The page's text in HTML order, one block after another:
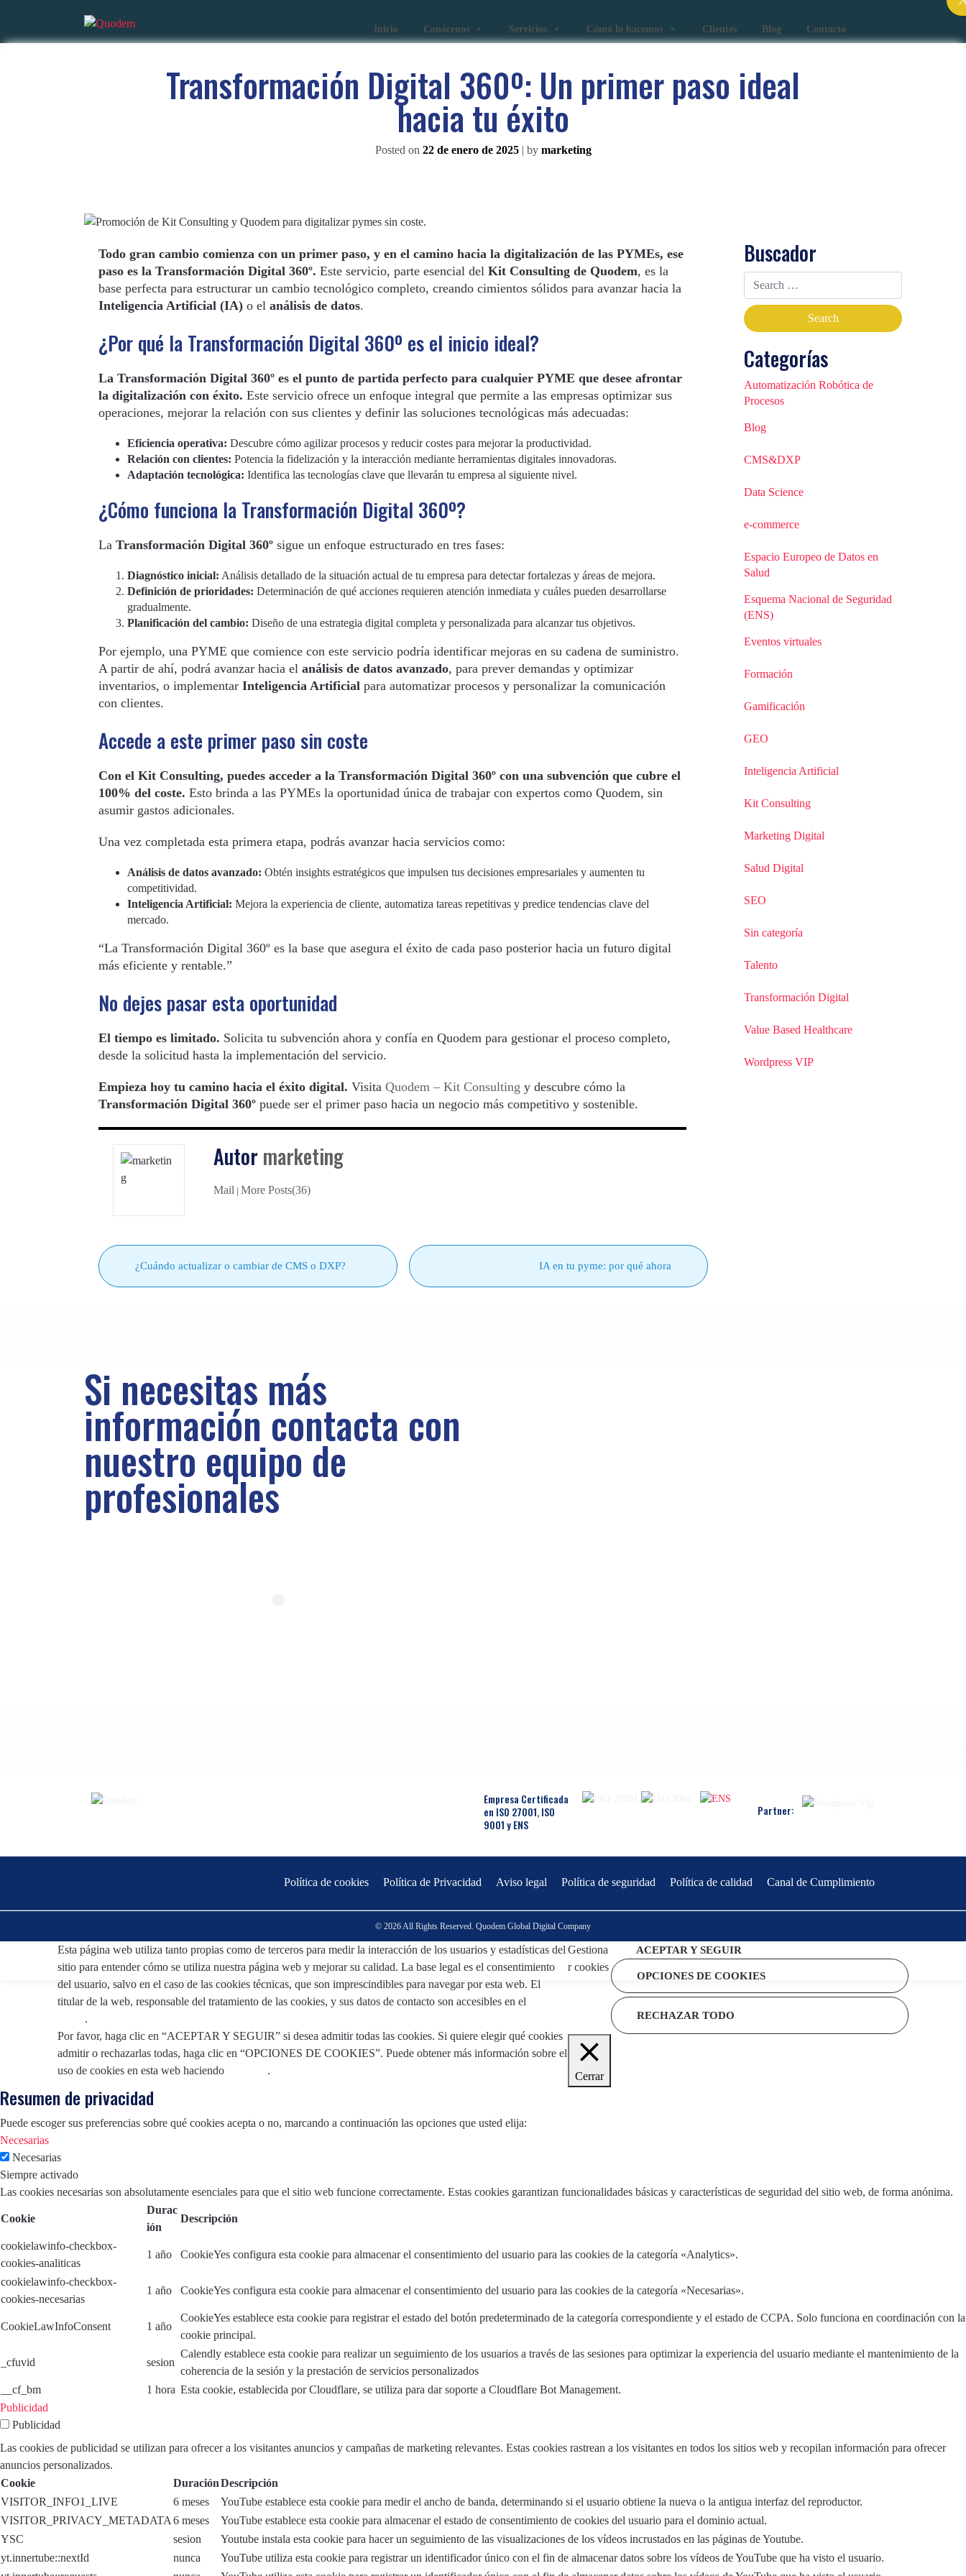
Inicio Conócenos Servicios Cómo lo hacemos Clientes Blog Contacto
Transformación Digital 360º: Un primer paso ideal
hacia tu éxito
Posted on 22 de enero de 2025| by marketing
Todo gran cambio comienza con un primer paso, y en el camino hacia la digitalización de las PYMEs, ese
paso es la Transformación Digital 360º. Este servicio, parte esencial del Kit Consulting de Quodem, es la
base perfecta para estructurar un cambio tecnológico completo, creando cimientos sólidos para avanzar hacia la
Inteligencia Artificial (IA) o el análisis de datos.
¿Por qué la Transformación Digital 360º es el inicio ideal?
La Transformación Digital 360º es el punto de partida perfecto para cualquier PYME que desee afrontar
la digitalización con éxito. Este servicio ofrece un enfoque integral que permite a las empresas optimizar sus
operaciones, mejorar la relación con sus clientes y definir las soluciones tecnológicas más adecuadas:
Eficiencia operativa: Descubre cómo agilizar procesos y reducir costes para mejorar la productividad.
Relación con clientes: Potencia la fidelización y la interacción mediante herramientas digitales innovadoras.
Adaptación tecnológica: Identifica las tecnologías clave que llevarán tu empresa al siguiente nivel.
¿Cómo funciona la Transformación Digital 360º?
La Transformación Digital 360º sigue un enfoque estructurado en tres fases:
Diagnóstico inicial: Análisis detallado de la situación actual de tu empresa para detectar fortalezas y áreas de mejora.
Definición de prioridades: Determinación de qué acciones requieren atención inmediata y cuáles pueden desarrollarse
gradualmente.
Planificación del cambio: Diseño de una estrategia digital completa y personalizada para alcanzar tus objetivos.
Por ejemplo, una PYME que comience con este servicio podría identificar mejoras en su cadena de suministro.
A partir de ahí, podrá avanzar hacia el análisis de datos avanzado, para prever demandas y optimizar
inventarios, o implementar Inteligencia Artificial para automatizar procesos y personalizar la comunicación
con clientes.
Accede a este primer paso sin coste
Con el Kit Consulting, puedes acceder a la Transformación Digital 360º con una subvención que cubre el
100% del coste. Esto brinda a las PYMEs la oportunidad única de trabajar con expertos como Quodem, sin
asumir gastos adicionales.
Una vez completada esta primera etapa, podrás avanzar hacia servicios como:
Análisis de datos avanzado: Obtén insights estratégicos que impulsen tus decisiones empresariales y aumenten tu
competitividad.
Inteligencia Artificial: Mejora la experiencia de cliente, automatiza tareas repetitivas y predice tendencias clave del
mercado.
“La Transformación Digital 360º es la base que asegura el éxito de cada paso posterior hacia un futuro digital
más eficiente y rentable.”
No dejes pasar esta oportunidad
El tiempo es limitado. Solicita tu subvención ahora y confía en Quodem para gestionar el proceso completo,
desde la solicitud hasta la implementación del servicio.
Empieza hoy tu camino hacia el éxito digital. Visita Quodem – Kit Consulting y descubre cómo la
Transformación Digital 360º puede ser el primer paso hacia un negocio más competitivo y sostenible.
Autor marketing
Mail More Posts(36)
¿Cuándo actualizar o cambiar de CMS o DXP? IA en tu pyme: por qué ahora
Buscador
Categorías
Automatización Robótica de
Procesos
Blog
CMS&DXP
Data Science
e-commerce
Espacio Europeo de Datos en
Salud
Esquema Nacional de Seguridad
(ENS)
Eventos virtuales
Formación
Gamificación
GEO
Inteligencia Artificial
Kit Consulting
Marketing Digital
Salud Digital
SEO
Sin categoría
Talento
Transformación Digital
Value Based Healthcare
Wordpress VIP
Si necesitas más
información contacta con
nuestro equipo de
profesionales
Partner:
Empresa Certificada
en ISO 27001, ISO
9001 y ENS
Política de cookies Política de Privacidad Aviso legal Política de seguridad Política de calidad Canal de Cumplimiento
© 2026 All Rights Reserved. Quodem Global Digital Company
Esta página web utiliza tanto propias como de terceros para medir la interacción de los usuarios y estadísticas del
sitio para entender cómo se utiliza nuestra página web y mejorar su calidad. La base legal es el consentimiento
del usuario, salvo en el caso de las cookies técnicas, que son imprescindibles para navegar por esta web. El
titular de la web, responsable del tratamiento de las cookies, y sus datos de contacto son accesibles en el
.
Por favor, haga clic en “ACEPTAR Y SEGUIR” si desea admitir todas las cookies. Si quiere elegir qué cookies
admitir o rechazarlas todas, haga clic en “OPCIONES DE COOKIES”. Puede obtener más información sobre el
uso de cookies en esta web haciendo
.
ACEPTAR Y SEGUIR
OPCIONES DE COOKIES
RECHAZAR TODO
Gestiona
r cookies
Cerrar
Resumen de privacidad
Puede escoger sus preferencias sobre qué cookies acepta o no, marcando a continuación las opciones que usted elija:
Necesarias
Necesarias
Siempre activado
Las cookies necesarias son absolutamente esenciales para que el sitio web funcione correctamente. Estas cookies garantizan funcionalidades básicas y características de seguridad del sitio web, de forma anónima.
Cookie
Durac
ión
Descripción
cookielawinfo-checkbox-
cookies-analiticas
1 año CookieYes configura esta cookie para almacenar el consentimiento del usuario para las cookies de la categoría «Analytics».
cookielawinfo-checkbox-
cookies-necesarias
1 año CookieYes configura esta cookie para almacenar el consentimiento del usuario para las cookies de la categoría «Necesarias».
CookieLawInfoConsent 1 año
CookieYes establece esta cookie para registrar el estado del botón predeterminado de la categoría correspondiente y el estado de CCPA. Solo funciona en coordinación con la
cookie principal.
_cfuvid sesion
Calendly establece esta cookie para realizar un seguimiento de los usuarios a través de las sesiones para optimizar la experiencia del usuario mediante el mantenimiento de la
coherencia de la sesión y la prestación de servicios personalizados
__cf_bm
1 hora Esta cookie, establecida por Cloudflare, se utiliza para dar soporte a Cloudflare Bot Management.
Publicidad
Publicidad
Las cookies de publicidad se utilizan para ofrecer a los visitantes anuncios y campañas de marketing relevantes. Estas cookies rastrean a los visitantes en todos los sitios web y recopilan información para ofrecer
anuncios personalizados.
Cookie
DuraciónDescripción
VISITOR_INFO1_LIVE
6 meses
YouTube establece esta cookie para medir el ancho de banda, determinando si el usuario obtiene la nueva o la antigua interfaz del reproductor.
VISITOR_PRIVACY_METADATA 6 meses
YouTube establece esta cookie para almacenar el estado de consentimiento de cookies del usuario para el dominio actual.
YSC
sesion
Youtube instala esta cookie para hacer un seguimiento de las visualizaciones de los vídeos incrustados en las páginas de Youtube.
yt.innertube::nextId
nunca
YouTube utiliza esta cookie para registrar un identificador único con el fin de almacenar datos sobre los vídeos de YouTube que ha visto el usuario.